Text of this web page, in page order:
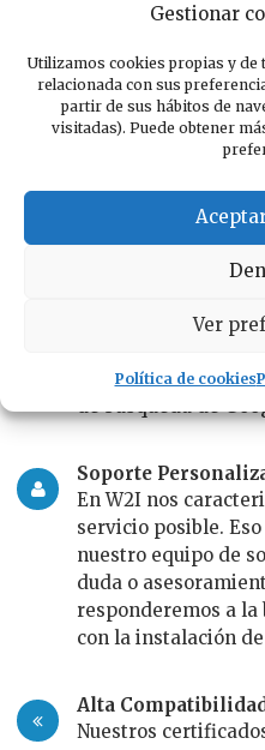
Gestionar
Utilizamos cookies propias y
relacionada con sus
partir de sus hábitos de
visitadas). Puede obtener
Ver
Política de cookies
evitando fraudes si la
IP incluida en los
Instalación gratuita
¿Qué recibo con
Logo de Confianza
especifica, incluyen
incluyen el logo de
Soporte
En W2I nos
servicio posible.
nuestro equipo de
duda o
responderemos a
con la instalación
Alta
Nuestros